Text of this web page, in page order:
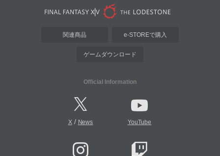
関連商品 e-STOREで購入
ゲームダウンロード
Official Information
X/ News YouTube